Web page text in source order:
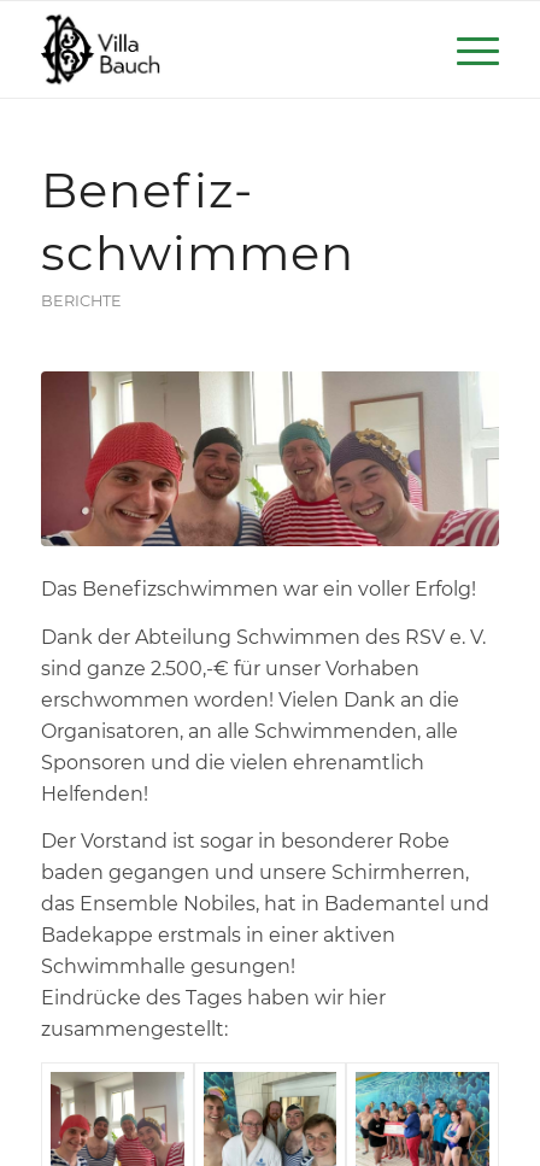
Benefiz­
schwimmen
BERICHTE
Das Benefizschwimmen war ein voller Erfolg!
Dank der Abteilung Schwimmen des RSV e. V.
sind ganze 2.500,-€ für unser Vorhaben
erschwommen worden! Vielen Dank an die
Organisatoren, an alle Schwimmenden, alle
Sponsoren und die vielen ehrenamtlich
Helfenden!
Der Vorstand ist sogar in besonderer Robe
baden gegangen und unsere Schirmherren,
das Ensemble Nobiles, hat in Bademantel und
Badekappe erstmals in einer aktiven
Schwimmhalle gesungen!
Eindrücke des Tages haben wir hier
zusammengestellt: